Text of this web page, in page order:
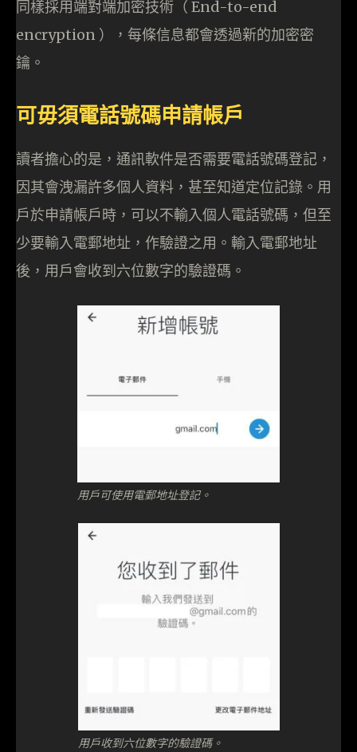
同樣採用端對端加密技術（ End-to-end
encryption ），每條信息都會透過新的加密密
鑰。
可毋須電話號碼申請帳戶
讀者擔心的是，通訊軟件是否需要電話號碼登記，
因其會洩漏許多個人資料，甚至知道定位記錄。用
戶於申請帳戶時，可以不輸入個人電話號碼，但至
少要輸入電郵地址，作驗證之用。輸入電郵地址
後，用戶會收到六位數字的驗證碼。
用戶可使用電郵地址登記。
用戶收到六位數字的驗證碼。